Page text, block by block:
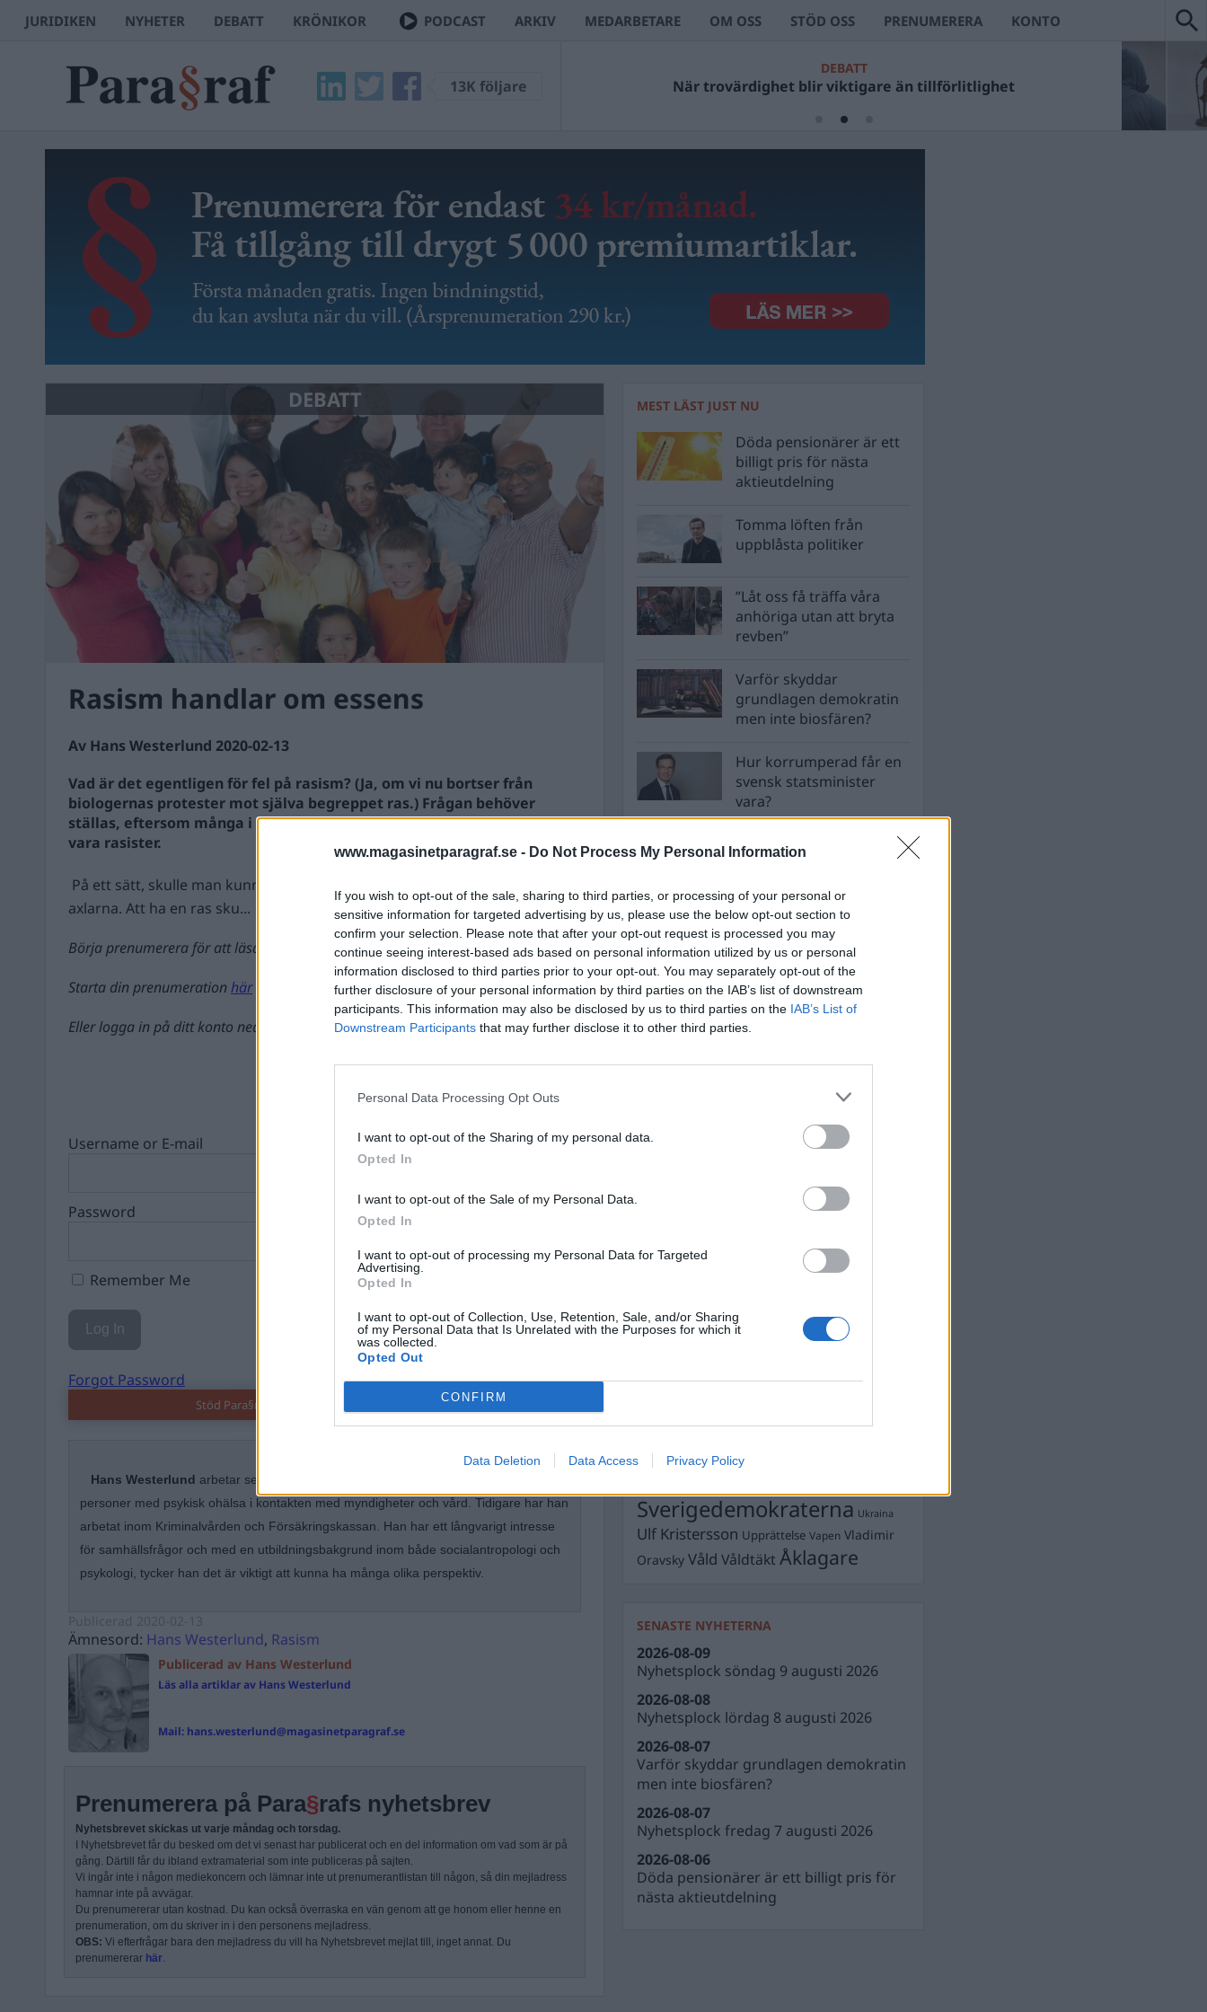
www.magasinetparagraf.se - Do Not Process My Personal Information
If you wish to opt-out of the sale, sharing to third parties, or processing of your personal or
sensitive information for targeted advertising by us, please use the below opt-out section to
confirm your selection. Please note that after your opt-out request is processed you may
continue seeing interest-based ads based on personal information utilized by us or personal
information disclosed to third parties prior to your opt-out. You may separately opt-out of the
further disclosure of your personal information by third parties on the IAB’s list of downstream
participants. This information may also be disclosed by us to third parties on the IAB’s List of
Downstream Participants that may further disclose it to other third parties.
Personal Data Processing Opt Outs
I want to opt-out of the Sharing of my personal data.
Opted In
I want to opt-out of the Sale of my Personal Data.
Opted In
I want to opt-out of processing my Personal Data for Targeted
Advertising.
Opted In
I want to opt-out of Collection, Use, Retention, Sale, and/or Sharing
of my Personal Data that Is Unrelated with the Purposes for which it
was collected.
Opted Out
CONFIRM
Data Deletion Data Access Privacy Policy
JURIDIKEN NYHETER DEBATT KRÖNIKOR PODCAST ARKIV MEDARBETARE OM OSS STÖD OSS PRENUMERERA KONTO
13K följare
DEBATT
När trovärdighet blir viktigare än tillförlitlighet
DEBATT
Rasism handlar om essens
Av Hans Westerlund 2020-02-13
Vad är det egentligen för fel på rasism? (Ja, om vi nu bortser från
biologernas protester mot själva begreppet ras.) Frågan behöver
ställas, eftersom många i dag anser sig orättfärdigt anklagade för att
vara rasister.
På ett sätt, skulle man kunna förhålla sig till raser med en ryckning på
axlarna. Att ha en ras sku...
Börja prenumerera för att läsa detta innehåll.
Starta din prenumerationhär
Eller logga in på ditt konto nedan:
Username or E-mail
Password
Remember Me
Forgot Password
Stöd Para§rafs bevakning av högerextremismen
Hans Westerlund arbetar sedan drygt tio år som personligt ombud, där han stöttar
personer med psykisk ohälsa i kontakten med myndigheter och vård. Tidigare har han
arbetat inom Kriminalvården och Försäkringskassan. Han har ett långvarigt intresse
för samhällsfrågor och med en utbildningsbakgrund inom både socialantropologi och
psykologi, tycker han det är viktigt att kunna ha många olika perspektiv.
Ämnesord: Hans Westerlund, Rasism
Publicerad av Hans Westerlund
Läs alla artiklar av Hans Westerlund
Mail: hans.westerlund@magasinetparagraf.se
Prenumerera på Para§rafs nyhetsbrev
Nyhetsbrevet skickas ut varje måndag och torsdag.
I Nyhetsbrevet får du besked om det vi senast har publicerat och en del information om vad som är på
gång. Därtill får du ibland extramaterial som inte publiceras på sajten.
Vi ingår inte i någon mediekoncern och lämnar inte ut prenumerantlistan till någon, så din mejladress
hamnar inte på avvägar.
Du prenumererar utan kostnad. Du kan också överraska en vän genom att ge honom eller henne en
prenumeration, om du skriver in i den personens mejladress.
OBS: Vi efterfrågar bara den mejladress du vill ha Nyhetsbrevet mejlat till, inget annat. Du
prenumererar här.
MEST LÄST JUST NU
Döda pensionärer är ett
billigt pris för nästa
aktieutdelning
Tomma löften från
uppblåsta politiker
”Låt oss få träffa våra
anhöriga utan att bryta
revben”
Varför skyddar
grundlagen demokratin
men inte biosfären?
Hur korrumperad får en
svensk statsminister
vara?
Stöd Para§rafs bevakning av rättssäkerheten
PRENUMERERA PÅ PARA§RAFS NYHETSBREV
Andreas
Magnusson
Börje
Börje R P Carlsson
Dick Sundevall
Donald Trump Ebba Busch
Grov misshandel
Kriminalvården Kristdemokraterna
Misshandel Moderaterna Mord
Silventoinen Petter Inedahl Polisen
Poliser Rasism
Sverigedemokraterna Ukraina
Ulf Kristersson Upprättelse Vapen Vladimir
Oravsky Våld Våldtäkt Åklagare
SENASTE NYHETERNA
Nyhetsplock söndag 9 augusti 2026
2026-08-09
Nyhetsplock lördag 8 augusti 2026
2026-08-08
Varför skyddar grundlagen demokratin
men inte biosfären?
2026-08-07
Nyhetsplock fredag 7 augusti 2026
2026-08-07
Döda pensionärer är ett billigt pris för
nästa aktieutdelning
2026-08-06